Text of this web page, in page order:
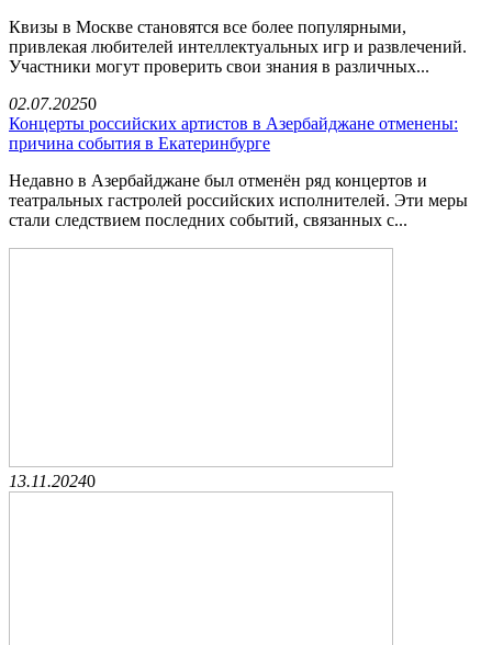
Квизы в Москве становятся все более популярными,
привлекая любителей интеллектуальных игр и развлечений.
Участники могут проверить свои знания в различных...
02.07.20250
Концерты российских артистов в Азербайджане отменены:
причина события в Екатеринбурге
Недавно в Азербайджане был отменён ряд концертов и
театральных гастролей российских исполнителей. Эти меры
стали следствием последних событий, связанных с...
13.11.20240